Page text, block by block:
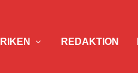
REDAKTION